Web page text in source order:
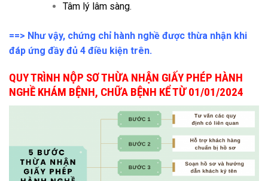
Tâm lý lâm sàng.
==> Như vậy, chứng chỉ hành nghề được thừa nhận khi
đáp ứng đầy đủ 4 điều kiện trên.
QUY TRÌNH NỘP SƠ THỪA NHẬN GIẤY PHÉP HÀNH
NGHỀ KHÁM BỆNH, CHỮA BỆNH KỂ TỪ 01/01/2024